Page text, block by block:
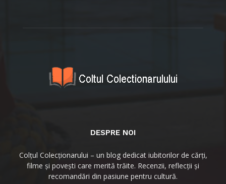
DESPRE NOI
Colțul Colecționarului – un blog dedicat iubitorilor de cărți,
filme și povești care merită trăite. Recenzii, reflecții și
recomandări din pasiune pentru cultură.